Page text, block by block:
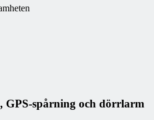
GPS-spårning och dörrlarm